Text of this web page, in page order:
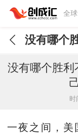
全
没有哪个胜利
时
一夜之间，美